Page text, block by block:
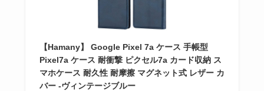
【Hamany】 Google Pixel 7a ケース 手帳型
Pixel7a ケース 耐衝撃 ピクセル7a カード収納 ス
マホケース 耐久性 耐摩擦 マグネット式 レザー カ
バー -ヴィンテージブルー